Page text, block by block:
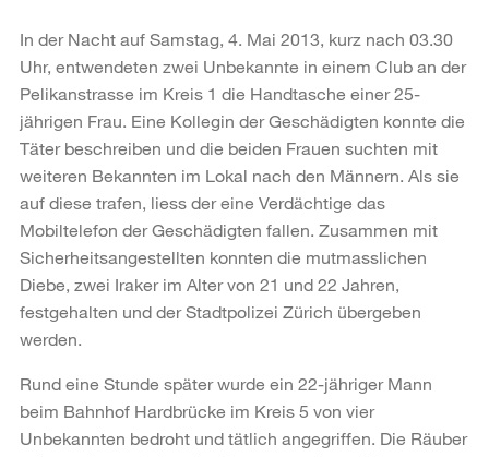
In der Nacht auf Samstag, 4. Mai 2013, kurz nach 03.30
Uhr, entwendeten zwei Unbekannte in einem Club an der
Pelikanstrasse im Kreis 1 die Handtasche einer 25-
jährigen Frau. Eine Kollegin der Geschädigten konnte die
Täter beschreiben und die beiden Frauen suchten mit
weiteren Bekannten im Lokal nach den Männern. Als sie
auf diese trafen, liess der eine Verdächtige das
Mobiltelefon der Geschädigten fallen. Zusammen mit
Sicherheitsangestellten konnten die mutmasslichen
Diebe, zwei Iraker im Alter von 21 und 22 Jahren,
festgehalten und der Stadtpolizei Zürich übergeben
werden.
Rund eine Stunde später wurde ein 22-jähriger Mann
beim Bahnhof Hardbrücke im Kreis 5 von vier
Unbekannten bedroht und tätlich angegriffen. Die Räuber